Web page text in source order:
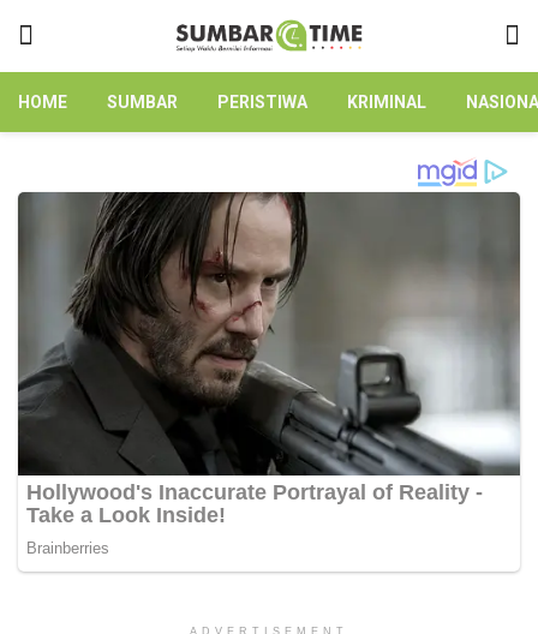
HOME SUMBAR PERISTIWA KRIMINAL
ADVERTISEMENT